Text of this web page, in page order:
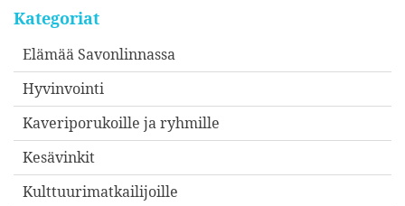
Kategoriat
Elämää Savonlinnassa
Hyvinvointi
Kaveriporukoille ja ryhmille
Kesävinkit
Kulttuurimatkailijoille